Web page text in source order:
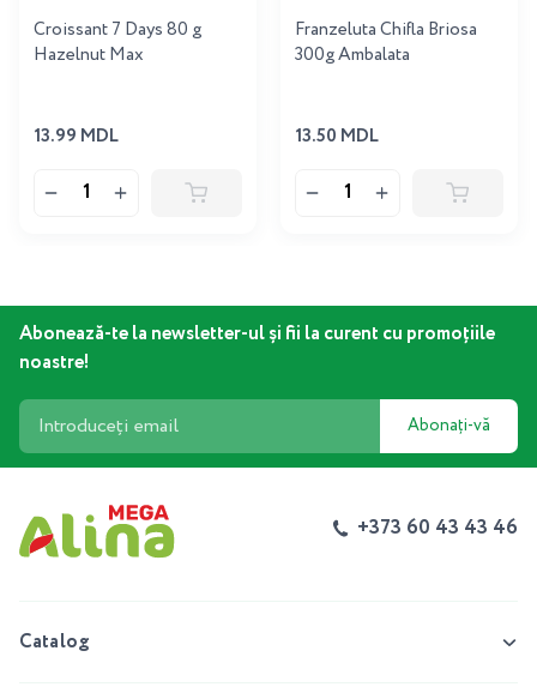
Croissant 7 Days 80 g
Hazelnut Max
13.99 MDL
Franzeluta Chifla Briosa
300g Ambalata
13.50 MDL
Abonează-te la newsletter-ul și fii la curent cu promoțiile
noastre!
Abonați-vă
+373 60 43 43 46
Catalog